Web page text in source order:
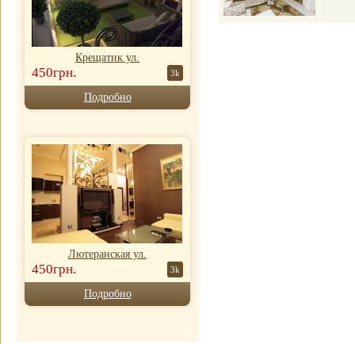
Крещатик ул.
450грн. 3k
Подробно
Лютеранская ул.
450грн. 3k
Подробно